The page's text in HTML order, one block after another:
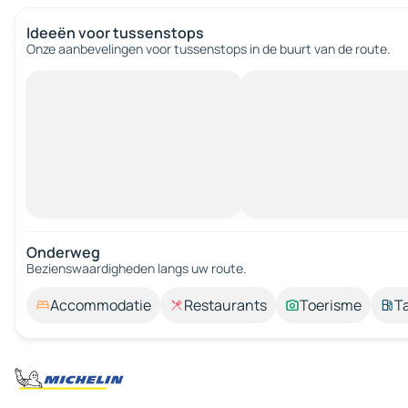
Ideeën voor tussenstops
Onze aanbevelingen voor tussenstops in de buurt van de route.
Onderweg
Bezienswaardigheden langs uw route.
Accommodatie Restaurants Toerisme